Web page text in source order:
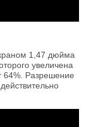
1,47 дюйма
увеличена
64%. Разрешение